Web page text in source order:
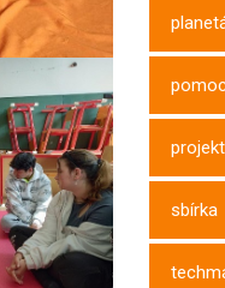
projekt
sbírka